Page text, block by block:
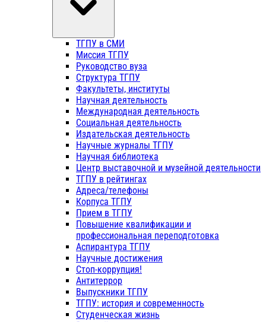
ТГПУ в СМИ
Миссия ТГПУ
Руководство вуза
Структура ТГПУ
Факультеты, институты
Научная деятельность
Международная деятельность
Социальная деятельность
Издательская деятельность
Научные журналы ТГПУ
Научная библиотека
Центр выставочной и музейной деятельности
ТГПУ в рейтингах
Адреса/телефоны
Корпуса ТГПУ
Прием в ТГПУ
Повышение квалификации и
профессиональная переподготовка
Аспирантура ТГПУ
Научные достижения
Стоп-коррупция!
Антитеррор
Выпускники ТГПУ
ТГПУ: история и современность
Студенческая жизнь